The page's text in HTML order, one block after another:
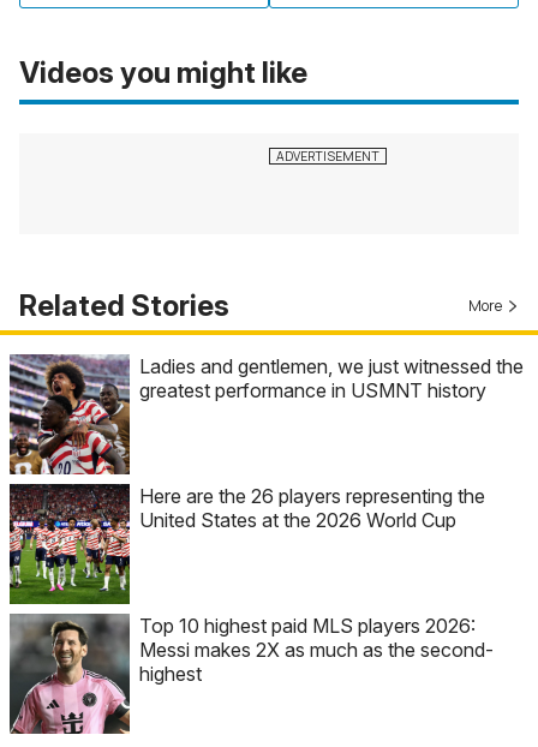
Videos you might like
Related Stories More
Ladies and gentlemen, we just witnessed the
greatest performance in USMNT history
Here are the 26 players representing the
United States at the 2026 World Cup
Top 10 highest paid MLS players 2026:
Messi makes 2X as much as the second-
highest